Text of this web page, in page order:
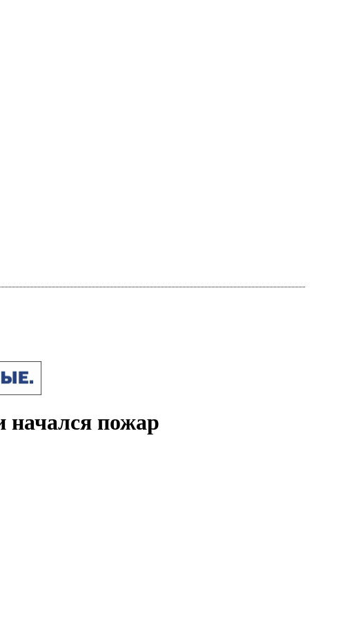
пожар